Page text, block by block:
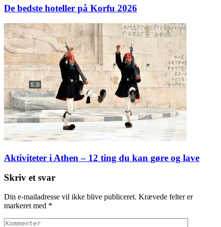
De bedste hoteller på Korfu 2026
Aktiviteter i Athen – 12 ting du kan gøre og lave
Skriv et svar
Din e-mailadresse vil ikke blive publiceret. Krævede felter er
markeret med *
Kommenter